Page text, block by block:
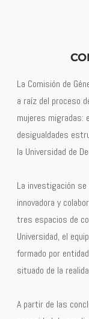
La Comisión de
a raíz del proceso
mujeres migradas:
desigualdades
la Universidad de
La investigación
innovadora y
tres espacios de
Universidad, el
formado por
situado de la
A partir de las